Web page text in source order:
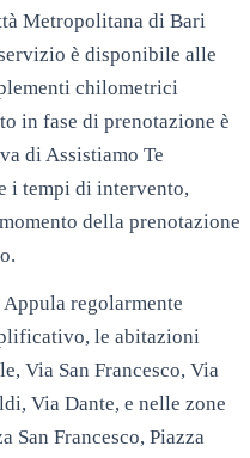
Metropolitana di Bari
è disponibile alle
chilometrici
in fase di prenotazione è
di Assistiamo Te
i tempi di intervento,
della prenotazione
Appula regolarmente
le abitazioni
Via San Francesco, Via
Via Dante, e nelle zone
San Francesco, Piazza